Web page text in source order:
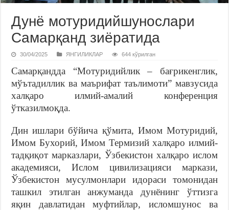
Дунё мотуридийшунослари
Самарқанд зиёратида
30/04/2025 ЯНГИЛИКЛАР 644 кўрилган
Самарқандда “Мотуридийлик – бағрикенглик,
мўътадиллик ва маърифат таълимоти” мавзусида
халқаро илмий-амалий конференция
ўтказилмоқда.
Дин ишлари бўйича қўмита, Имом Мотуридий,
Имом Бухорий, Имом Термизий халқаро илмий-
тадқиқот марказлари, Ўзбекистон халқаро ислом
академияси, Ислом цивилизацияси маркази,
Ўзбекистон мусулмонлари идораси томонидан
ташкил этилган анжуманда дунёнинг ўттизга
яқин давлатидан муфтийлар, исломшунос ва